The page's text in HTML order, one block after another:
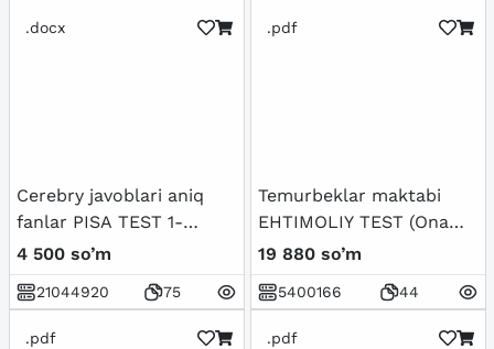
.docx
Cerebry javoblari aniq
fanlar PISA TEST 1-
BOSQICH
4 500 so’m
21044920 75
.pdf
Temurbeklar maktabi
EHTIMOLIY TEST (Ona
tili-Matematika-Fizika) -
Javoblari bilan
19 880 so’m
5400166 44
.pdf .pdf